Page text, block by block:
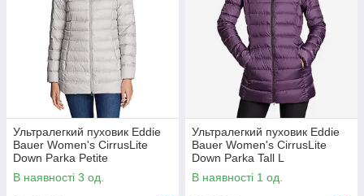
Ультралегкий пуховик Eddie
Bauer Women's CirrusLite
Down Parka Petite
В наявності 3 од.
Ультралегкий пуховик Eddie
Bauer Women's CirrusLite
Down Parka Tall L
В наявності 1 од.